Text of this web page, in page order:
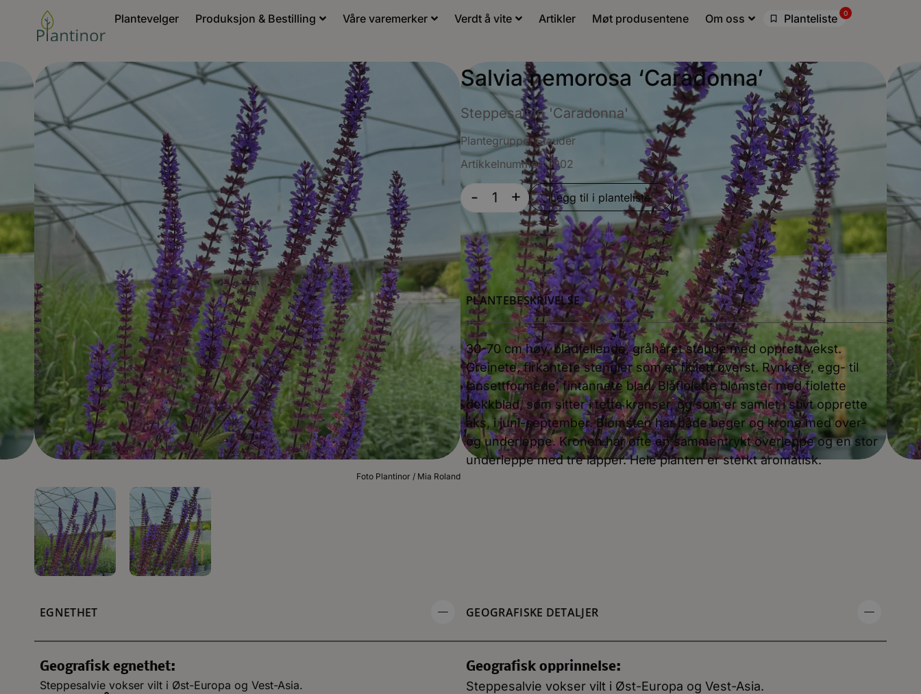
Plantevelger Produksjon & Bestilling Våre varemerker Verdt å vite Artikler Møt produsentene Om oss Planteliste 0
Foto Plantinor / Mia Roland
Salvia nemorosa ‘Caradonna’
Steppesalvie 'Caradonna'
Plantegruppe:Stauder
Artikkelnummer: 1902
- + Legg til i planteliste
PLANTEBESKRIVELSE
30-70 cm høy, bladfellende, gråhåret staude med opprett vekst.
Greinete, firkantete stengler som er fiolett øverst. Rynkete, egg- til
lansettformede, fintannete blad. Blåfiolette blomster med fiolette
dekkblad, som sitter i tette kranser, og som er samlet i stivt opprette
aks, i juni-september. Blomsten har både beger og krone med over-
og underleppe. Kronen har ofte en sammentrykt overleppe og en stor
underleppe med tre lapper. Hele planten er sterkt aromatisk.
EGNETHET
Geografisk egnethet:
Steppesalvie vokser vilt i Øst-Europa og Vest-Asia.
GEOGRAFISKE DETALJER
Geografisk opprinnelse:
Steppesalvie vokser vilt i Øst-Europa og Vest-Asia.